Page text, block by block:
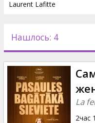
Новости
Подарки
Кинозакуски
Нашлось: 4
La
2час